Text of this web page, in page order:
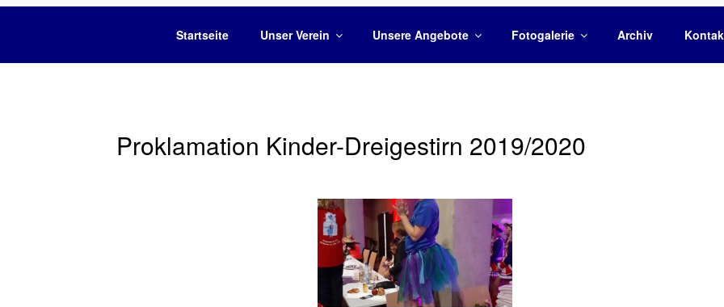
Startseite Unser Verein Unsere Angebote Fotogalerie Archiv
Proklamation Kinder-Dreigestirn 2019/2020